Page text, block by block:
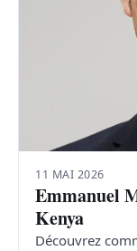
11 MAI 2026
Emmanuel
Kenya
Découvrez